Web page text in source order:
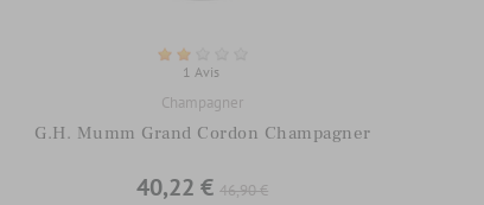
1 Avis
Champagner
G.H. Mumm Grand Cordon Champagner
40,22 €46,90 €